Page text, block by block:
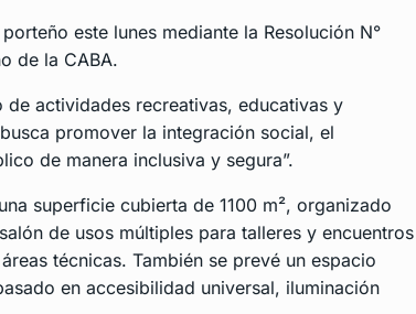
este lunes mediante la Resolución N°
de la CABA.
actividades recreativas, educativas y
promover la integración social, el
de manera inclusiva y segura”.
superficie cubierta de 1100 m², organizado
de usos múltiples para talleres y encuentros
técnicas. También se prevé un espacio
en accesibilidad universal, iluminación